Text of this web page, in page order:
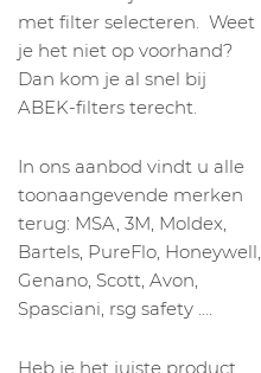
met filter selecteren. Weet
je het niet op voorhand?
Dan kom je al snel bij
ABEK-filters terecht.
In ons aanbod vindt u alle
toonaangevende merken
terug: MSA, 3M, Moldex,
Bartels, PureFlo, Honeywell,
Genano, Scott, Avon,
Spasciani, rsg safety ….
Heb je het juiste product